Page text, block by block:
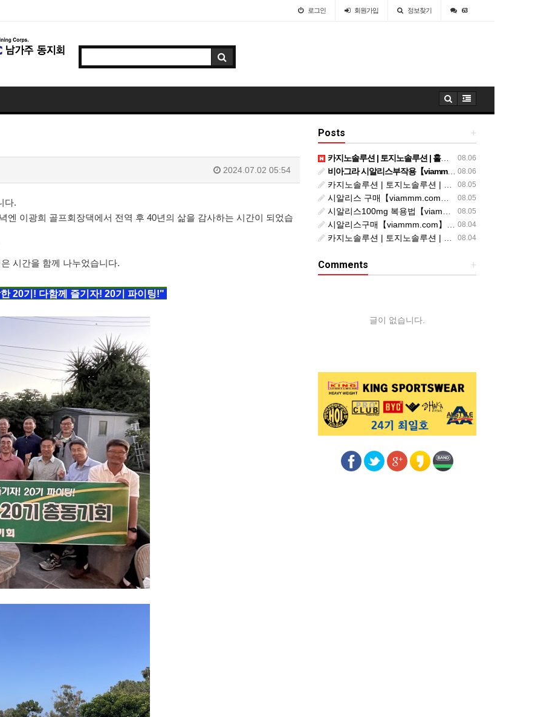
로그인 회원가입 정보찾기 63
2024.07.02 05:54
다.
엔 이광희 골프회장댁에서 전역 후 40년의 삶을 감사하는 시간이 되었습
시간을 함께 나누었습니다.
20기! 다함께 즐기자! 20기 파이팅!"
+
Posts
08.06
카지노솔루션 | 토지노솔루션 | 홀덤솔루션 | 파워볼솔루션 | 모아솔루션
08.06
비아그라 시알리스부작용【viammm.com】비아그라 구입 정품비아그라 시알리스발기부전
08.05
카지노솔루션 | 토지노솔루션 | 홀덤솔루션 | 파워볼솔루션 | 모아솔루션
08.05
시알리스 구매【viammm.com】비아그라 후기 시알리스 파는곳
08.05
시알리스100mg 복용법【viammm.com】비아그라 구입 시알리스20mg 복용법
08.04
시알리스구매【viammm.com】비아그라처방전없이구입
08.04
카지노솔루션 | 토지노솔루션 | 홀덤솔루션 | 파워볼솔루션 | 모아솔루션
+
Comments
글이 없습니다.